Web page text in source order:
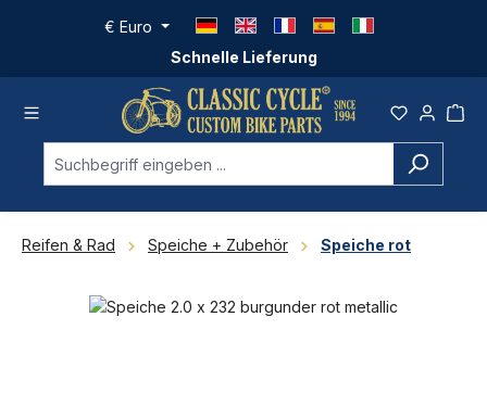
Zum Hauptinhalt springen
Schnelle Lieferung
€ Euro
Reifen & Rad Speiche + Zubehör Speiche rot
Bildergalerie überspringen